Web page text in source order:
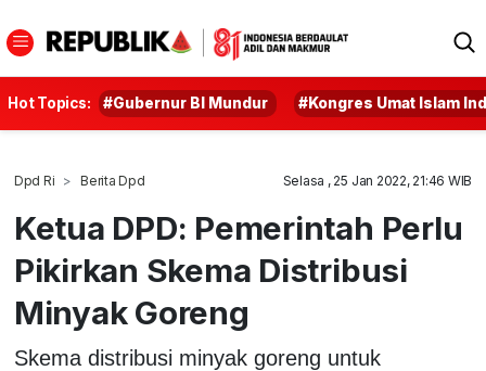
Hot Topics: #Gubernur BI Mundur #Kongres Umat Islam
Dpd Ri Berita Dpd Selasa , 25 Jan 2022, 21:46 WIB
Ketua DPD: Pemerintah Perlu
Pikirkan Skema Distribusi
Minyak Goreng
Skema distribusi minyak goreng untuk